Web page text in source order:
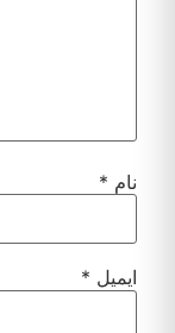
نام *
ایمیل *